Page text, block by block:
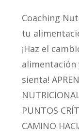
Coaching
tu
¡Haz el
alimentación
sienta!
PUNTOS
CAMINO